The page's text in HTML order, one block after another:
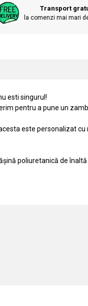
Transport
la comenzi mai mari
esti singurul!
pentru a pune un
este personalizat cu
poliuretanică de